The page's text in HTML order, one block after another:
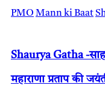
PMO Mann ki Baat
Shaurya Gatha -
महाराणा प्रताप की